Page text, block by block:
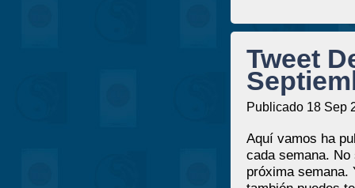
Tweet
Publicado 18 Sep
Aquí vamos ha
cada semana.
próxima semana.